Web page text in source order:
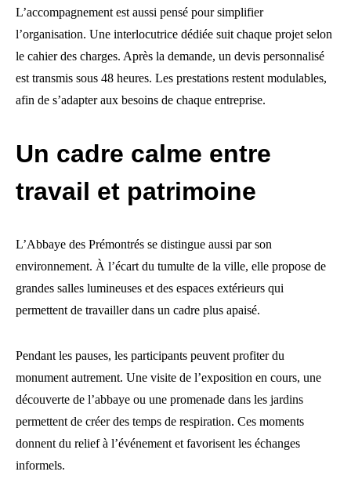
L’accompagnement est aussi pensé pour simplifier
l’organisation. Une interlocutrice dédiée suit chaque projet selon
le cahier des charges. Après la demande, un devis personnalisé
est transmis sous 48 heures. Les prestations restent modulables,
afin de s’adapter aux besoins de chaque entreprise.
Un cadre calme entre
travail et patrimoine
L’Abbaye des Prémontrés se distingue aussi par son
environnement. À l’écart du tumulte de la ville, elle propose de
grandes salles lumineuses et des espaces extérieurs qui
permettent de travailler dans un cadre plus apaisé.
Pendant les pauses, les participants peuvent profiter du
monument autrement. Une visite de l’exposition en cours, une
découverte de l’abbaye ou une promenade dans les jardins
permettent de créer des temps de respiration. Ces moments
donnent du relief à l’événement et favorisent les échanges
informels.